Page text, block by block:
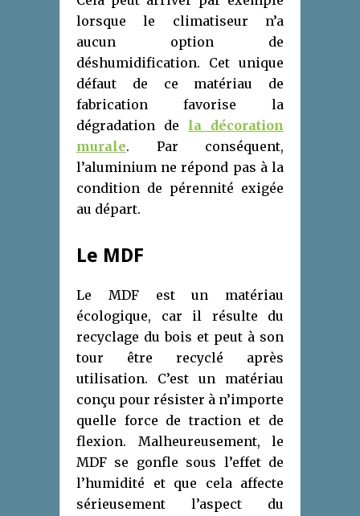
lorsque le climatiseur n’a
aucun option de
déshumidification. Cet unique
défaut de ce matériau de
fabrication favorise la
dégradation de la décoration
murale. Par conséquent,
l’aluminium ne répond pas à la
condition de pérennité exigée
au départ.
Le MDF
Le MDF est un matériau
écologique, car il résulte du
recyclage du bois et peut à son
tour être recyclé après
utilisation. C’est un matériau
conçu pour résister à n’importe
quelle force de traction et de
flexion. Malheureusement, le
MDF se gonfle sous l’effet de
l’humidité et que cela affecte
sérieusement l’aspect du